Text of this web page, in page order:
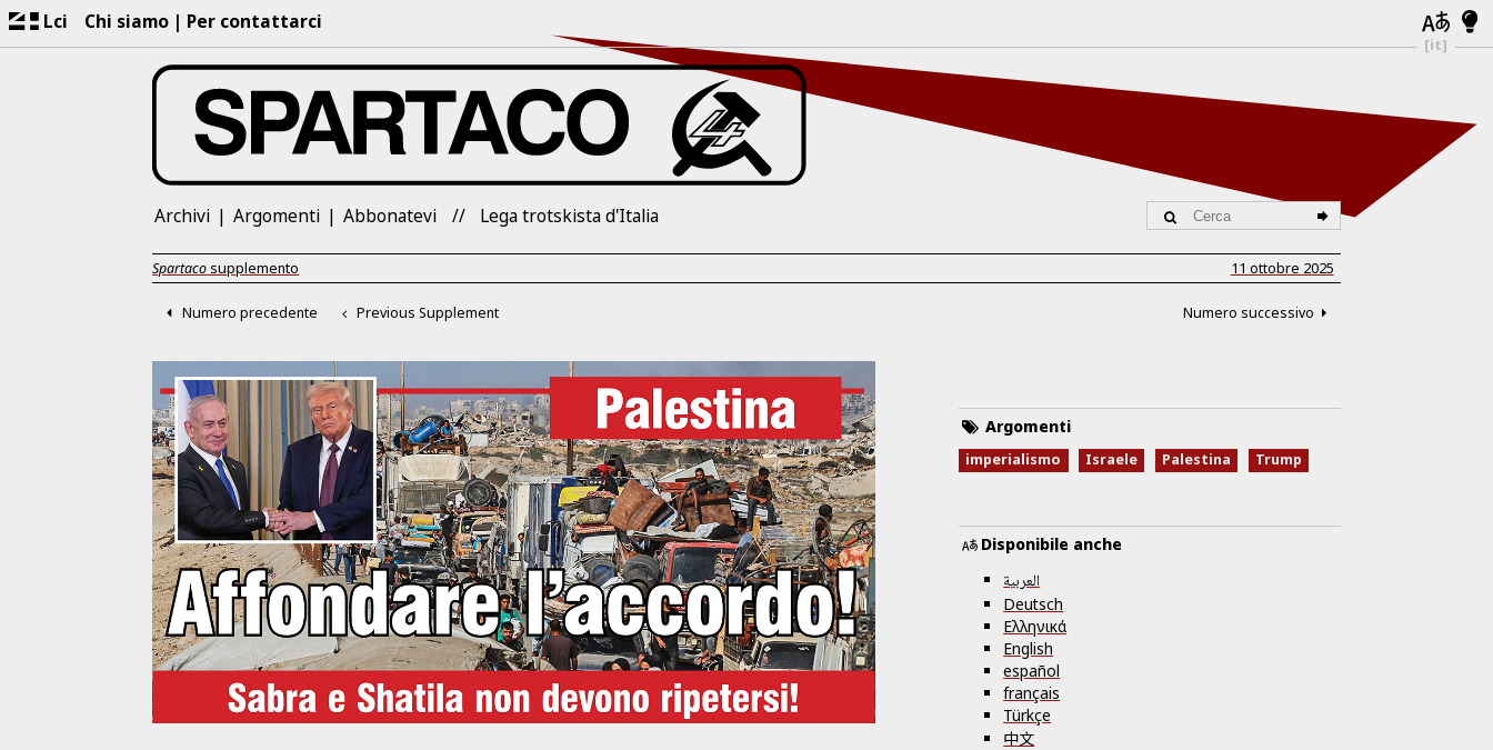
Lci Chi siamo Per contattarci
[it]
Archivi Argomenti Abbonatevi Lega trotskista d'Italia
Spartaco supplemento 11 ottobre 2025
Numero precedente Previous Supplement Numero successivo
Argomenti
imperialismo Israele Palestina Trump
Disponibile anche
العربية
Deutsch
Ελληνικά
English
español
français
Türkçe
中文